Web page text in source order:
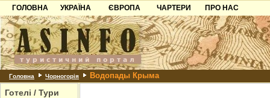
ГОЛОВНА
УКРАЇНА
Карпати
Азов
Причорноморря
Шацьк
ЄВРОПА
Чорногорія
Хорватія
Болгарія
Албанія
ЧАРТЕРИ
ПРО НАС
Контакти
Партнерам
Додати готель
Головна Чорногорія Водопады Крыма
Готелі / Тури